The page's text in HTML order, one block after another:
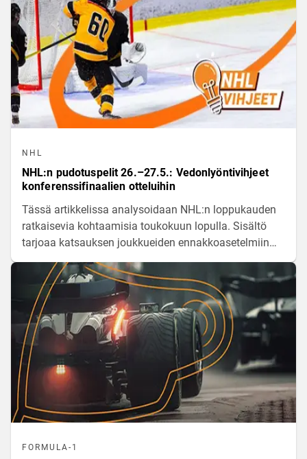
NHL
NHL:n pudotuspelit 26.–27.5.: Vedonlyöntivihjeet
konferenssifinaalien otteluihin
Tässä artikkelissa analysoidaan NHL:n loppukauden
ratkaisevia kohtaamisia toukokuun lopulla. Sisältö
tarjoaa katsauksen joukkueiden ennakkoasetelmiin
urheiluvedonlyöntiin.
FORMULA-1